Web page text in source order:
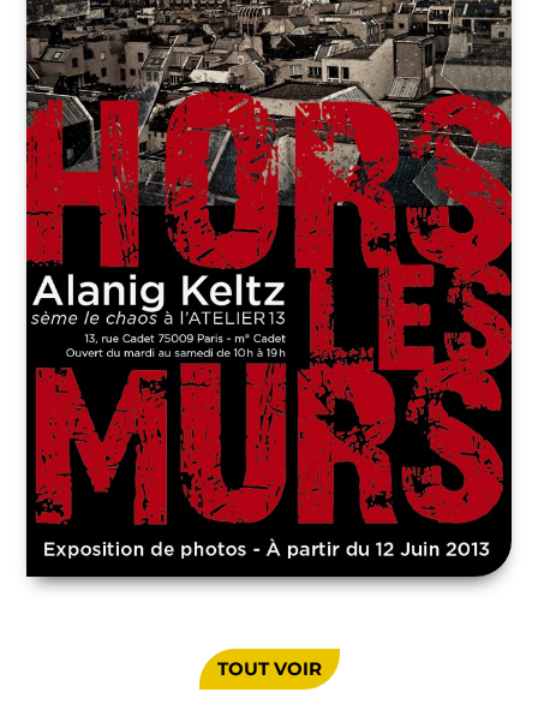
TOUT VOIR